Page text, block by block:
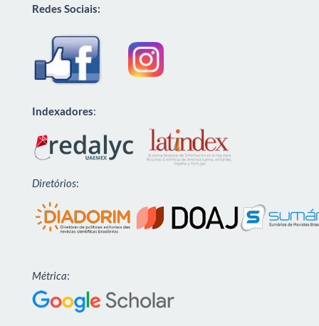
Redes Sociais:
Indexadores:
Diretórios:
Métrica: